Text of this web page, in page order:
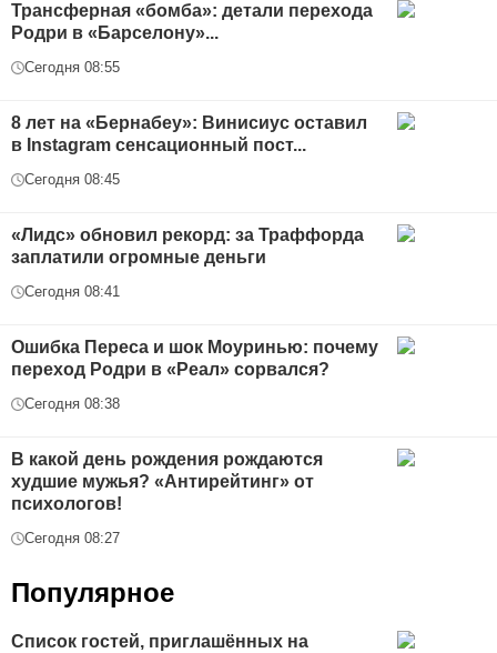
Трансферная «бомба»: детали перехода
Родри в «Барселону»...
Сегодня 08:55
8 лет на «Бернабеу»: Винисиус оставил
в Instagram сенсационный пост...
Сегодня 08:45
«Лидс» обновил рекорд: за Траффорда
заплатили огромные деньги
Сегодня 08:41
Ошибка Переса и шок Моуринью: почему
переход Родри в «Реал» сорвался?
Сегодня 08:38
В какой день рождения рождаются
худшие мужья? «Антирейтинг» от
психологов!
Сегодня 08:27
Популярное
Список гостей, приглашённых на